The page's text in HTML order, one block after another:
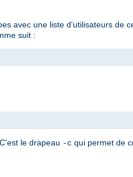
avec une liste d'utilisateurs de
suit :
le drapeau -c qui permet de